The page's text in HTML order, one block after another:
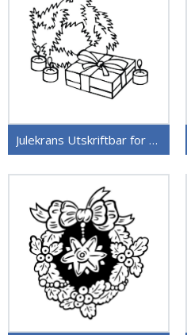
Julekrans Utskriftbar for Barn